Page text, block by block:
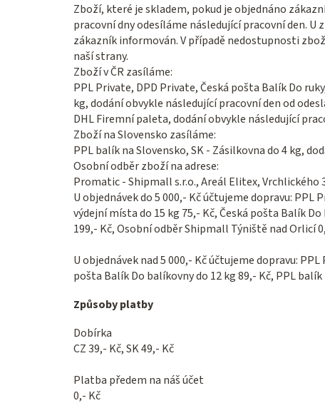
Zboží, které je skladem, pokud je objednáno
pracovní dny odesíláme následující pracovní den.
zákazník informován. V případě nedostupnosti
naší strany.
Zboží v ČR zasíláme:
PPL Private, DPD Private, Česká pošta Balík Do
kg, dodání obvykle následující pracovní den od
DHL Firemní paleta, dodání obvykle následující
Zboží na Slovensko zasíláme:
PPL balík na Slovensko, SK - Zásilkovna do 4 kg,
Osobní odběr zboží na adrese:
Promatic - Shipmall s.r.o., Areál Elitex, Vrchlického
U objednávek do 5 000,- Kč účtujeme dopravu: PPL
výdejní místa do 15 kg 75,- Kč, Česká pošta Balík
199,- Kč, Osobní odběr Shipmall Týniště nad Orlicí
U objednávek nad 5 000,- Kč účtujeme dopravu:
pošta Balík Do balíkovny do 12 kg 89,- Kč, PPL
Způsoby platby
Dobírka
CZ 39,- Kč, SK 49,- Kč
Platba předem na náš účet
0,- Kč